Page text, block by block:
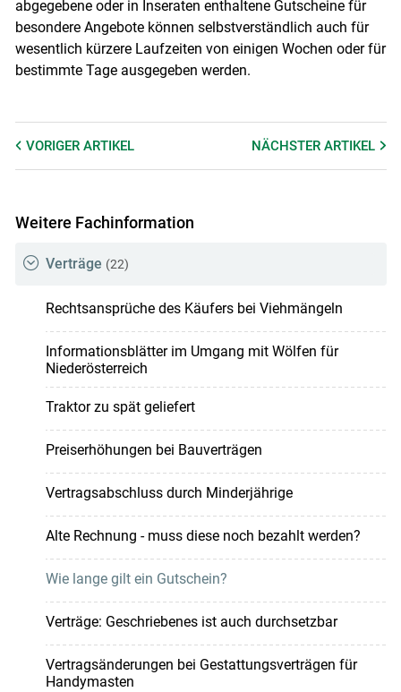
abgegebene oder in Inseraten enthaltene Gutscheine für
besondere Angebote können selbstverständlich auch für
wesentlich kürzere Laufzeiten von einigen Wochen oder für
bestimmte Tage ausgegeben werden.
VORIGER ARTIKEL NÄCHSTERARTIKEL
Weitere Fachinformation
Verträge (22)
Rechtsansprüche des Käufers bei Viehmängeln
Informationsblätter im Umgang mit Wölfen für
Niederösterreich
Traktor zu spät geliefert
Preiserhöhungen bei Bauverträgen
Vertragsabschluss durch Minderjährige
Alte Rechnung - muss diese noch bezahlt werden?
Wie lange gilt ein Gutschein?
Verträge: Geschriebenes ist auch durchsetzbar
Vertragsänderungen bei Gestattungsverträgen für
Handymasten